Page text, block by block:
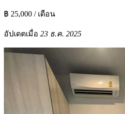
฿ 25,000 / เดือน
อัปเดตเมื่อ 23 ธ.ค. 2025